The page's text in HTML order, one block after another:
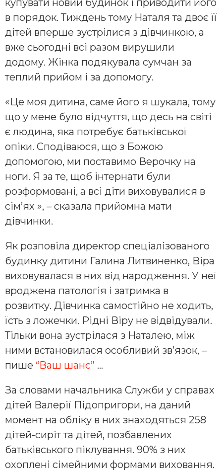
в порядок. Тиждень тому Наталя та двоє її
дітей вперше зустрілися з дівчинкою, а
вже сьогодні всі разом вирушили
додому. Жінка подякувала сумчан за
теплий прийом і за допомогу.
«Це моя дитина, саме його я шукала, тому
що у мене було відчуття, що десь на світі
є людина, яка потребує батьківської
опіки. Сподіваюся, що з Божою
допомогою, ми поставимо Верочку на
ноги. Я за те, щоб інтернати були
розформовані, а всі діти виховувалися в
сім’ях », – сказала прийомна мати
дівчинки.
Як розповіла директор спеціалізованого
будинку дитини Галина Литвиненко, Віра
виховувалася в них від народження. У неї
вроджена патологія і затримка в
розвитку. Дівчинка самостійно не ходить,
їсть з ложечки. Рідні Віру не відвідували.
Тільки вона зустрілася з Наталею, між
ними встановилася особливий зв’язок, –
пише “Ваш шанс” …
За словами начальника Служби у справах
дітей Валерії Підопригори, на даний
момент на обліку в них знаходяться 258
дітей-сиріт та дітей, позбавлених
батьківського піклування. 90% з них
охоплені сімейними формами виховання.